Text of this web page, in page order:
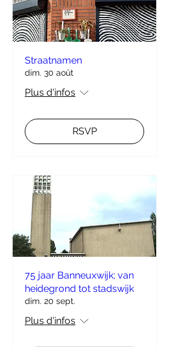
Straatnamen
dim. 30 août
Plus d'infos
RSVP
75 jaar Banneuxwijk; van
heidegrond tot stadswijk
dim. 20 sept.
Plus d'infos